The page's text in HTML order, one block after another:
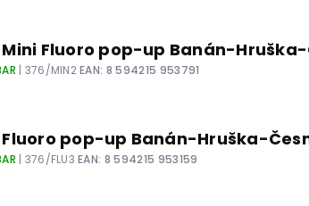
Fluoro pop-up Banán-
| 376/MIN2EAN: 8 594215 953791
pop-up Banán-Hruška-
| 376/FLU3EAN: 8 594215 953159